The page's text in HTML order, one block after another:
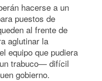
hacerse a un
puestos de
al frente de
aglutinar la
equipo que pudiera
trabuco— difícil
gobierno.